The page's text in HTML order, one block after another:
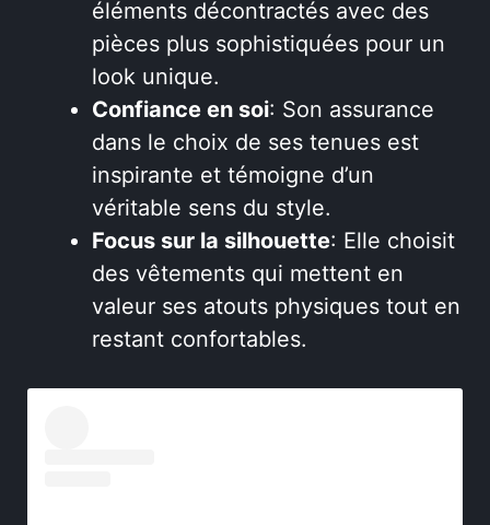
éléments décontractés avec des
pièces plus sophistiquées pour un
look unique.
Confiance en soi: Son assurance
dans le choix de ses tenues est
inspirante et témoigne d’un
véritable sens du style.
Focus sur la silhouette: Elle choisit
des vêtements qui mettent en
valeur ses atouts physiques tout en
restant confortables.